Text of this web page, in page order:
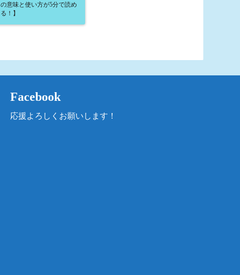
の意味と使い方が5分で読め
る！】
Facebook
応援よろしくお願いします！